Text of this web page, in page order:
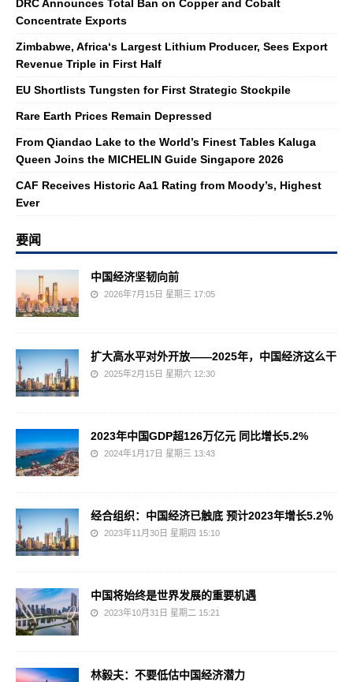
DRC Announces Total Ban on Copper and Cobalt
Concentrate Exports
Zimbabwe, Africa‘s Largest Lithium Producer, Sees Export
Revenue Triple in First Half
EU Shortlists Tungsten for First Strategic Stockpile
Rare Earth Prices Remain Depressed
From Qiandao Lake to the World’s Finest Tables Kaluga
Queen Joins the MICHELIN Guide Singapore 2026
CAF Receives Historic Aa1 Rating from Moody’s, Highest
Ever
要闻
中国经济坚韧向前
2026年7月15日 星期三 17:05
扩大高水平对外开放——2025年，中国经济这么干
2025年2月15日 星期六 12:30
2023年中国GDP超126万亿元 同比增长5.2%
2024年1月17日 星期三 13:43
经合组织：中国经济已触底 预计2023年增长5.2％
2023年11月30日 星期四 15:10
中国将始终是世界发展的重要机遇
2023年10月31日 星期二 15:21
林毅夫：不要低估中国经济潜力